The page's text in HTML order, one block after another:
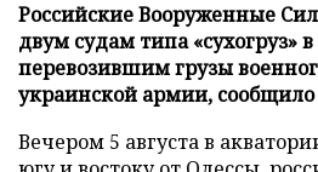
Российские Вооруженные
двум судам типа «сухогруз»
перевозившим грузы
украинской армии,
Вечером 5 августа в